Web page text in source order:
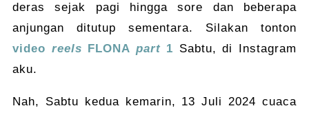
deras sejak pagi hingga sore dan beberapa
anjungan ditutup sementara. Silakan tonton
video reels FLONA part1 Sabtu, di Instagram
aku.
Nah, Sabtu kedua kemarin, 13 Juli 2024 cuaca